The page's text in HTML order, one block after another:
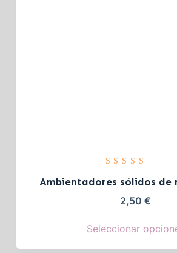
con5.00
de 5
Ambientadores sólidos de
2,50€
Seleccionar